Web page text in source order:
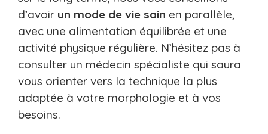
d’avoir un mode de vie sain en parallèle,
avec une alimentation équilibrée et une
activité physique régulière. N’hésitez pas à
consulter un médecin spécialiste qui saura
vous orienter vers la technique la plus
adaptée à votre morphologie et à vos
besoins.